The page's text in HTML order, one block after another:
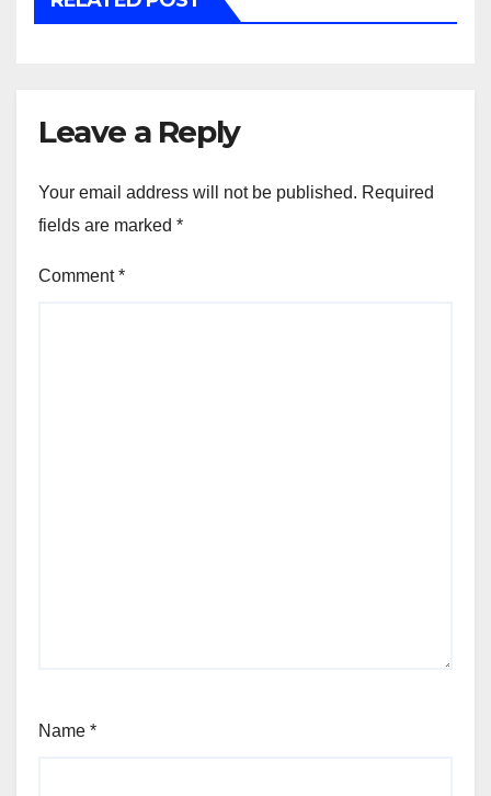
Leave a Reply
Your email address will not be published. Required
fields are marked *
Comment*
Name *